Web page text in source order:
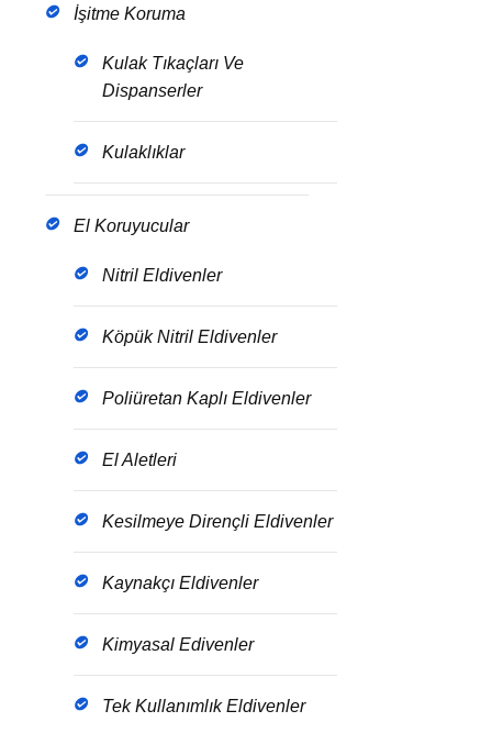
İşitme Koruma
Kulak Tıkaçları Ve
Dispanserler
Kulaklıklar
El Koruyucular
Nitril Eldivenler
Köpük Nitril Eldivenler
Poliüretan Kaplı Eldivenler
El Aletleri
Kesilmeye Dirençli Eldivenler
Kaynakçı Eldivenler
Kimyasal Edivenler
Tek Kullanımlık Eldivenler